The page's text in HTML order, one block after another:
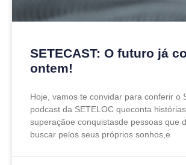
SETECAST: O futuro já
ontem!
Hoje, vamos te convidar para conferir o
podcast da SETELOC queconta
superaçãoe conquistasde pessoas que
buscar pelos seus próprios sonhos,e